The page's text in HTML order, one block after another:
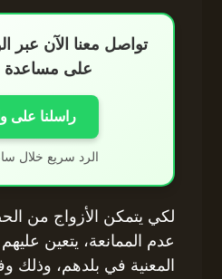
تواصل معنا الآن عبر
على مساعدة
راسلنا على
الرد سريع خلال
لكي يتمكن الأزواج من
عدم الممانعة، يتعين
المعنية في بلدهم، وذلك